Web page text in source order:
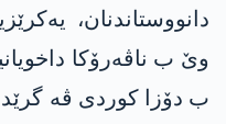
دانووستاندنان،
ب دۆزا کوردی ڤە